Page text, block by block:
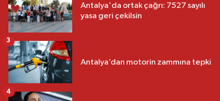
Antalya'da ortak çağrı: 7527 sayılı
yasa geri çekilsin
Antalya’dan motorin zammına tepki
3
4